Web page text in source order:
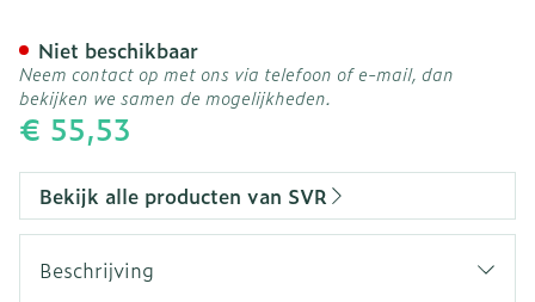
€ 55,53
Niet beschikbaar
Neem contact op met ons via telefoon of e-mail, dan
bekijken we samen de mogelijkheden.
Bekijk alle producten van SVR
Beschrijving